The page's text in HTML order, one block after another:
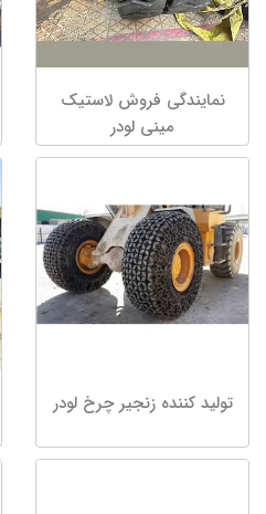
نمایندگی فروش لاستیک
مینی لودر
تولید کننده زنجیر چرخ لودر